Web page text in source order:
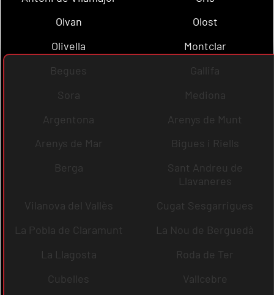
Olvan
Olost
Olivella
Montclar
Begues
Gallifa
Sora
Mediona
Argentona
Arenys de Munt
Arenys de Mar
Bigues i Riells
Berga
Sant Andreu de
Llavaneres
Vilanova del Vallès
Cugat Sesgarrigues
La Pobla de Claramunt
La Nou de Berguedà
La Llagosta
Roda de Ter
Cubelles
Vallcebre